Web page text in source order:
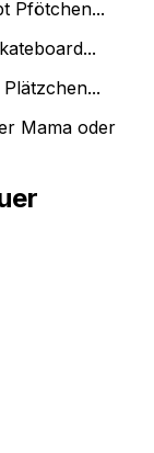
Pfötchen...
Mama oder